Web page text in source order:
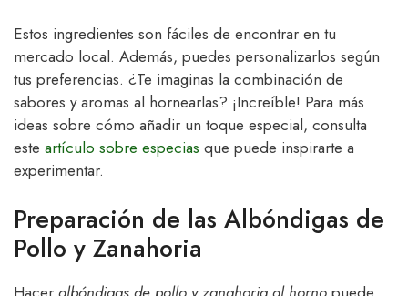
Estos ingredientes son fáciles de encontrar en tu
mercado local. Además, puedes personalizarlos según
tus preferencias. ¿Te imaginas la combinación de
sabores y aromas al hornearlas? ¡Increíble! Para más
ideas sobre cómo añadir un toque especial, consulta
este artículo sobre especias que puede inspirarte a
experimentar.
Preparación de las Albóndigas de
Pollo y Zanahoria